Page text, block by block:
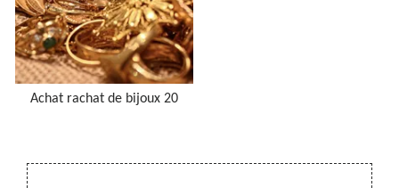
Achat rachat de bijoux 20